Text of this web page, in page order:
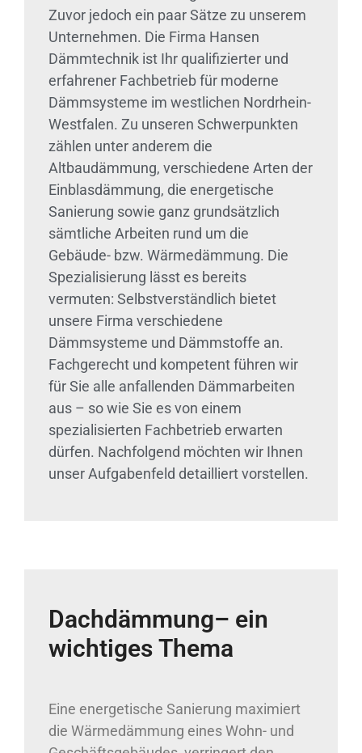
Zuvor jedoch ein paar Sätze zu unserem
Unternehmen. Die Firma Hansen
Dämmtechnik ist Ihr qualifizierter und
erfahrener Fachbetrieb für moderne
Dämmsysteme im westlichen Nordrhein-
Westfalen. Zu unseren Schwerpunkten
zählen unter anderem die
Altbaudämmung, verschiedene Arten der
Einblasdämmung, die energetische
Sanierung sowie ganz grundsätzlich
sämtliche Arbeiten rund um die
Gebäude- bzw. Wärmedämmung. Die
Spezialisierung lässt es bereits
vermuten: Selbstverständlich bietet
unsere Firma verschiedene
Dämmsysteme und Dämmstoffe an.
Fachgerecht und kompetent führen wir
für Sie alle anfallenden Dämmarbeiten
aus – so wie Sie es von einem
spezialisierten Fachbetrieb erwarten
dürfen. Nachfolgend möchten wir Ihnen
unser Aufgabenfeld detailliert vorstellen.
Dachdämmung– ein
wichtiges Thema
Eine energetische Sanierung maximiert
die Wärmedämmung eines Wohn- und